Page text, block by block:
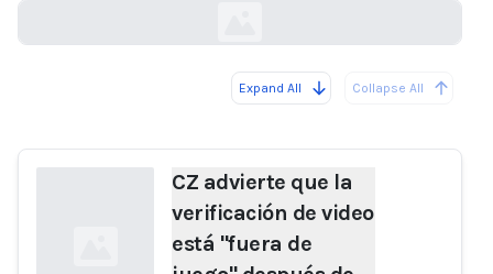
Expand All Collapse All
CZ advierte que la
verificación de video
está "fuera de